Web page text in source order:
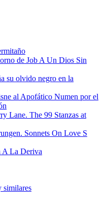
de Job A Un Dios Sin
su olvido negro en la
al Apofático Numen por el
Lane. The 99 Stanzas at
Sonnets On Love S
A La Deriva
similares